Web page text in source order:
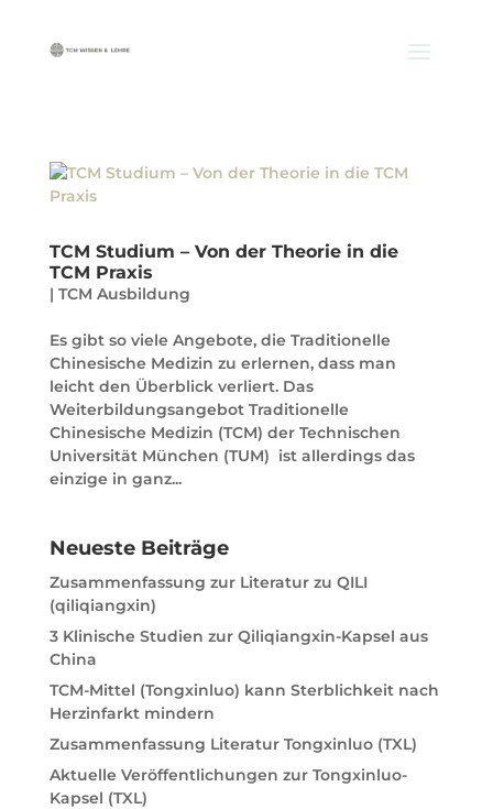
TCM Studium – Von der Theorie in die
TCM Praxis
| TCM Ausbildung
Es gibt so viele Angebote, die Traditionelle
Chinesische Medizin zu erlernen, dass man
leicht den Überblick verliert. Das
Weiterbildungsangebot Traditionelle
Chinesische Medizin (TCM) der Technischen
Universität München (TUM) ist allerdings das
einzige in ganz...
Neueste Beiträge
Zusammenfassung zur Literatur zu QILI
(qiliqiangxin)
3 Klinische Studien zur Qiliqiangxin-Kapsel aus
China
TCM-Mittel (Tongxinluo) kann Sterblichkeit nach
Herzinfarkt mindern
Zusammenfassung Literatur Tongxinluo (TXL)
Aktuelle Veröffentlichungen zur Tongxinluo-
Kapsel (TXL)